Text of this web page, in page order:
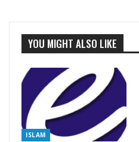
YOU MIGHT ALSO LIKE
ISLAM